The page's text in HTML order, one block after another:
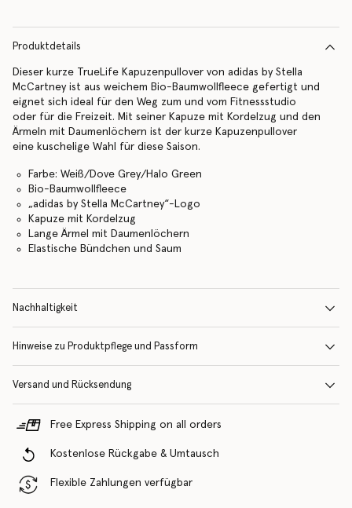
Produktdetails
Dieser kurze TrueLife Kapuzenpullover von adidas by Stella
McCartney ist aus weichem Bio-Baumwollfleece gefertigt und
eignet sich ideal für den Weg zum und vom Fitnessstudio
oder für die Freizeit. Mit seiner Kapuze mit Kordelzug und den
Ärmeln mit Daumenlöchern ist der kurze Kapuzenpullover
eine kuschelige Wahl für diese Saison.
Farbe: Weiß/Dove Grey/Halo Green
Bio-Baumwollfleece
„adidas by Stella McCartney“-Logo
Kapuze mit Kordelzug
Lange Ärmel mit Daumenlöchern
Elastische Bündchen und Saum
Nachhaltigkeit
Hinweise zu Produktpflege und Passform
Versand und Rücksendung
Free Express Shipping on all orders
Kostenlose Rückgabe & Umtausch
Flexible Zahlungen verfügbar